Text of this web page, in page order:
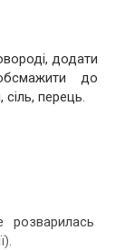
додати
до
перець.